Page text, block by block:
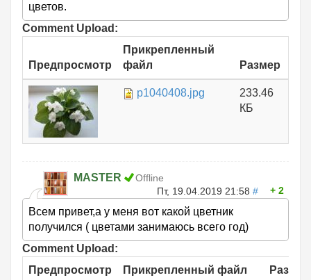
цветов.
Comment Upload:
Предпросмотр
Прикрепленный
файл
Размер
p1040408.jpg
233.46
КБ
MASTER
Offline
Пт, 19.04.2019 21:58 # 2
Всем привет,а у меня вот какой цветник
получился ( цветами занимаюсь всего год)
Comment Upload:
Предпросмотр
Прикрепленный файл Размер